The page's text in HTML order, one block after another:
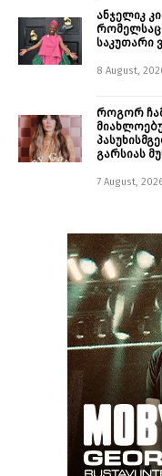
ანჯელიკ
რომელსაც
საკუთარი
8 August,
როგორ
გარსიას
7 August,